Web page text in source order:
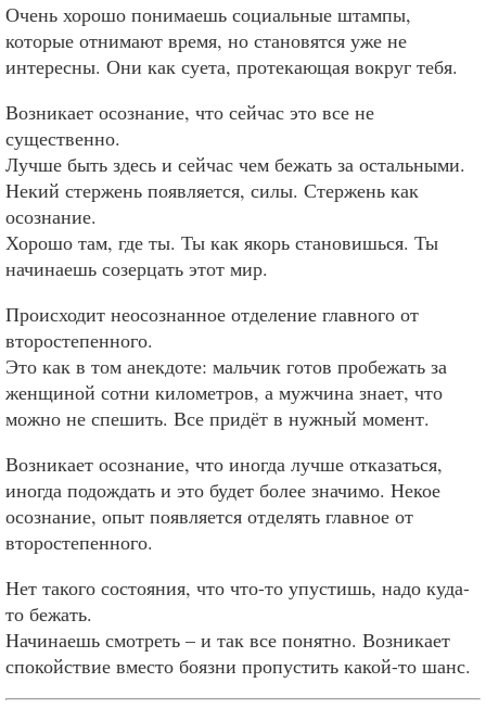
Очень хорошо понимаешь социальные штампы,
которые отнимают время, но становятся уже не
интересны. Они как суета, протекающая вокруг тебя.
Возникает осознание, что сейчас это все не
существенно.
Лучше быть здесь и сейчас чем бежать за остальными.
Некий стержень появляется, силы. Стержень как
осознание.
Хорошо там, где ты. Ты как якорь становишься. Ты
начинаешь созерцать этот мир.
Происходит неосознанное отделение главного от
второстепенного.
Это как в том анекдоте: мальчик готов пробежать за
женщиной сотни километров, а мужчина знает, что
можно не спешить. Все придёт в нужный момент.
Возникает осознание, что иногда лучше отказаться,
иногда подождать и это будет более значимо. Некое
осознание, опыт появляется отделять главное от
второстепенного.
Нет такого состояния, что что-то упустишь, надо куда-
то бежать.
Начинаешь смотреть – и так все понятно. Возникает
спокойствие вместо боязни пропустить какой-то шанс.